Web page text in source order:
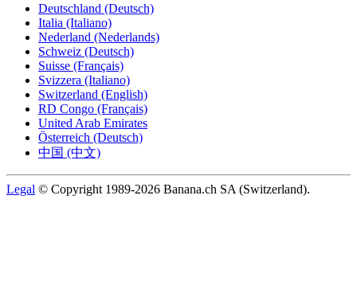
Deutschland (Deutsch)
Italia (Italiano)
Nederland (Nederlands)
Schweiz (Deutsch)
Suisse (Français)
Svizzera (Italiano)
Switzerland (English)
RD Congo (Français)
United Arab Emirates
Österreich (Deutsch)
中国 (中文)
Legal © Copyright 1989-2026 Banana.ch SA (Switzerland).